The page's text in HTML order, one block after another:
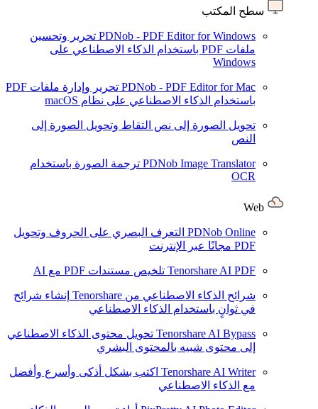
سطح المكتب
PDNob - PDF Editor for Windows تحرير وتحسين
ملفات PDF باستخدام الذكاء الاصطناعي على
Windows
PDNob - PDF Editor for Mac
تحرير وإدارة ملفات PDF
باستخدام الذكاء الاصطناعي على نظام macOS
تحويل الصورة إلى نص التقاط وتحويل الصورة إلى
النص
PDNob Image Translator ترجمة الصورة باستخدام
OCR
PDNob Online التعرف البصري على الحروف وتحويل
PDF مجانًا عبر الإنترنت
Tenorshare AI PDF تلخيص مستندات PDF مع AI
شرائح الذكاء الاصطناعي من Tenorshare
إنشاء شرائح
في ثوانٍ باستخدام الذكاء الاصطناعي
Tenorshare AI Bypass تحويل محتوى الذكاء الاصطناعي
إلى محتوى شبيه بالمحتوى البشري
Tenorshare AI Writer اكتب بشكل أذكى وأسرع وأفضل
مع الذكاء الاصطناعي